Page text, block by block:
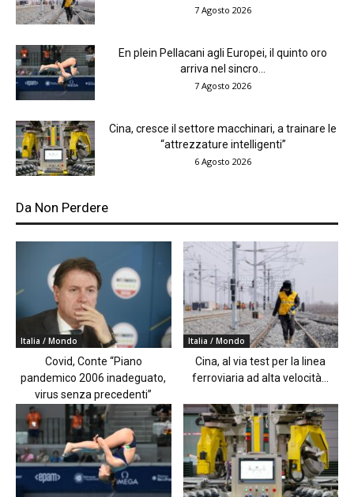
7 Agosto 2026
En plein Pellacani agli Europei, il quinto oro
arriva nel sincro...
7 Agosto 2026
Cina, cresce il settore macchinari, a trainare le
“attrezzature intelligenti”
6 Agosto 2026
Da Non Perdere
Italia / Mondo
Covid, Conte “Piano
pandemico 2006 inadeguato,
virus senza precedenti”
Italia / Mondo
Cina, al via test per la linea
ferroviaria ad alta velocità...